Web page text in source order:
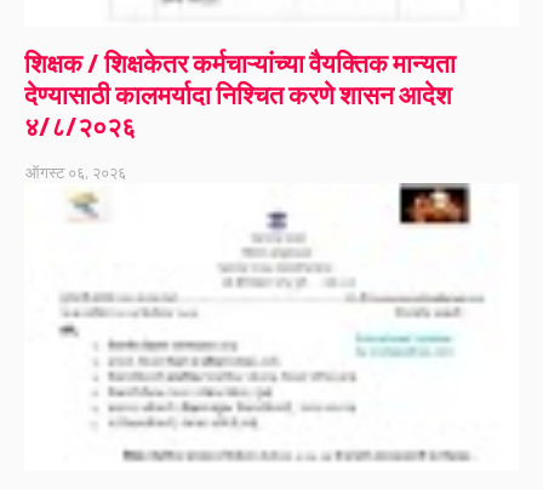
शिक्षक / शिक्षकेतर कर्मचाऱ्यांच्या वैयक्तिक मान्यता
देण्यासाठी कालमर्यादा निश्चित करणे शासन आदेश
४/८/२०२६
ऑगस्ट ०६, २०२६